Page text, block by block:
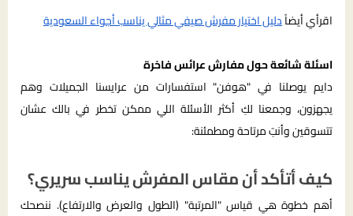
اقرأي أيضاًدليل اختيار مفرش صيفي مثالي يناسب أجواء السعودية
اسئلة شائعة حول مفارش عرائس فاخرة
دايم يوصلنا في "هوفن" استفسارات من عرايسنا الجميلات وهم
يجهزون، وجمعنا لكِ أكثر الأسئلة اللي ممكن تخطر في بالك عشان
تتسوقين وأنتِ مرتاحة ومطمئنة:
كيف أتأكد أن مقاس المفرش يناسب سريري؟
أهم خطوة هي قياس "المرتبة" (الطول والعرض والارتفاع). ننصحك